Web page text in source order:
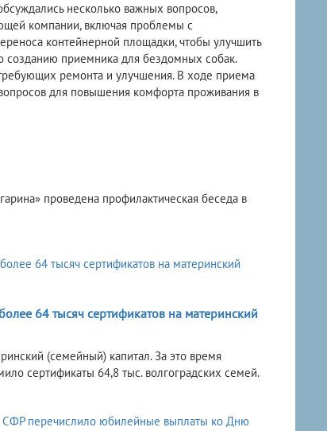
несколько важных вопросов,
компании, включая проблемы с
контейнерной площадки, чтобы улучшить
созданию приемника для бездомных собак.
ремонта и улучшения. В ходе приема
для повышения комфорта проживания в
проведена профилактическая беседа в
64 тысяч сертификатов на материнский
(семейный) капитал. За это время
сертификаты 64,8 тыс. волгоградских семей.